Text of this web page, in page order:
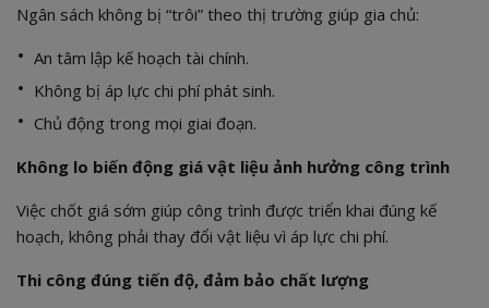
Ngân sách không bị “trôi” theo thị trường giúp gia chủ:
An tâm lập kế hoạch tài chính.
Không bị áp lực chi phí phát sinh.
Chủ động trong mọi giai đoạn.
Không lo biến động giá vật liệu ảnh hưởng công trình
Việc chốt giá sớm giúp công trình được triển khai đúng kế
hoạch, không phải thay đổi vật liệu vì áp lực chi phí.
Thi công đúng tiến độ, đảm bảo chất lượng